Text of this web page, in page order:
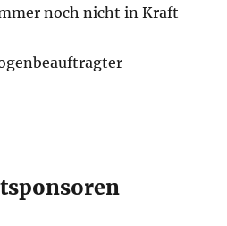
noch nicht in Kraft